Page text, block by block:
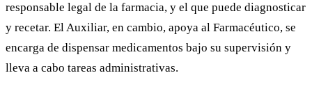
responsable legal de la farmacia, y el que puede diagnosticar
y recetar. El Auxiliar, en cambio, apoya al Farmacéutico, se
encarga de dispensar medicamentos bajo su supervisión y
lleva a cabo tareas administrativas.